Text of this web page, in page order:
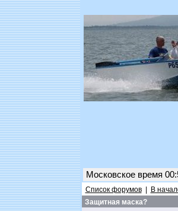
Московское время
Список форумов| В
Защитная маска?